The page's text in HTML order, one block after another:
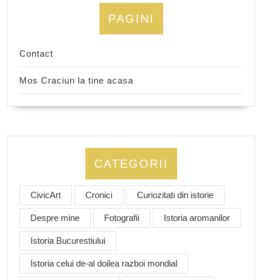
PAGINI
Contact
Mos Craciun la tine acasa
CATEGORII
CivicArt Cronici Curiozitati din istorie
Despre mine Fotografii Istoria aromanilor
Istoria Bucurestiului
Istoria celui de-al doilea razboi mondial